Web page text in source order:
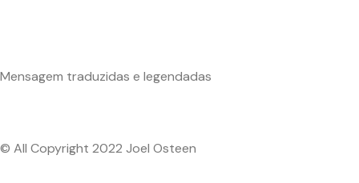
Mensagem traduzidas e legendadas
© All Copyright 2022 Joel Osteen